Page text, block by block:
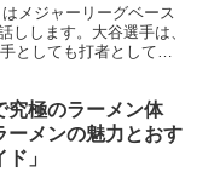
メジャーリーグベース
しします。大谷選手は、
としても打者としても
究極のラーメン体
ーメンの魅力とおす
」